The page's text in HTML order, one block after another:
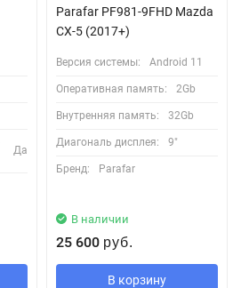
Да
Parafar PF981-9FHD Mazda
CX-5 (2017+)
Версия системы: Android 11
Оперативная память: 2Gb
Внутренняя память: 32Gb
Диагональ дисплея: 9"
Бренд: Parafar
В наличии
25 600 руб.
В корзину